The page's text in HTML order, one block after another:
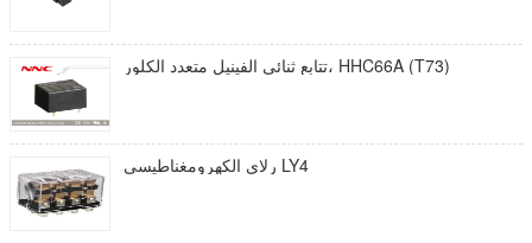
تتابع ثنائي الفينيل متعدد الكلور، HHC66A (T73)
رلاي الكهرومغناطيسي LY4